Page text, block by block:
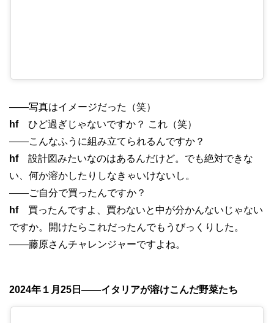
——写真はイメージだった（笑）
hfひど過ぎじゃないですか？ これ（笑）
——こんなふうに組み立てられるんですか？
hf設計図みたいなのはあるんだけど。でも絶対できな
い、何か溶かしたりしなきゃいけないし。
——ご自分で買ったんですか？
hf買ったんですよ、買わないと中が分かんないじゃない
ですか。開けたらこれだったんでもうびっくりした。
——藤原さんチャレンジャーですよね。
2024年１月25日——イタリアが溶けこんだ野菜たち